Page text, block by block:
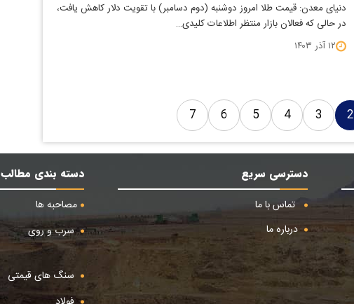
​دنیای معدن: قیمت طلا امروز دوشنبه (دوم دسامبر) با تقویت دلار کاهش یافت،
در حالی که فعالان بازار منتظر اطلاعات کلیدی…
۱۲ آذر ۱۴۰۳
2
3
4
5
6
7
دسترسی سریع
تماس با ما
درباره ما
دسته بندی مطالب
مصاحبه ها
سرب و روی
سنگ های قیمتی